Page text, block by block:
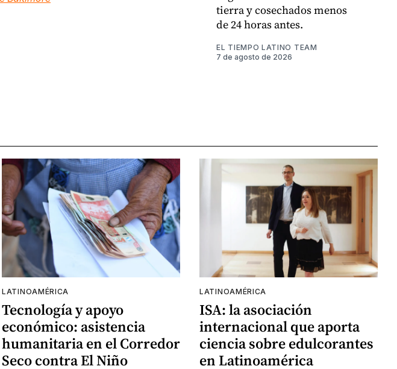
tierra y cosechados menos
de 24 horas antes.
EL TIEMPO LATINO TEAM
7 de agosto de 2026
LATINOAMÉRICA
Tecnología y apoyo
económico: asistencia
humanitaria en el Corredor
Seco contra El Niño
LATINOAMÉRICA
ISA: la asociación
internacional que aporta
ciencia sobre edulcorantes
en Latinoamérica